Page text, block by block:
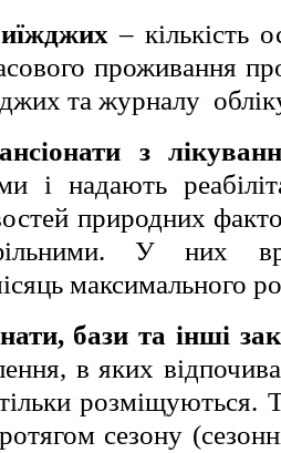
– кількість
проживання
та журналу
з
і надають
природних
У них
максимального
бази та інші
в яких
розміщуються.
сезону